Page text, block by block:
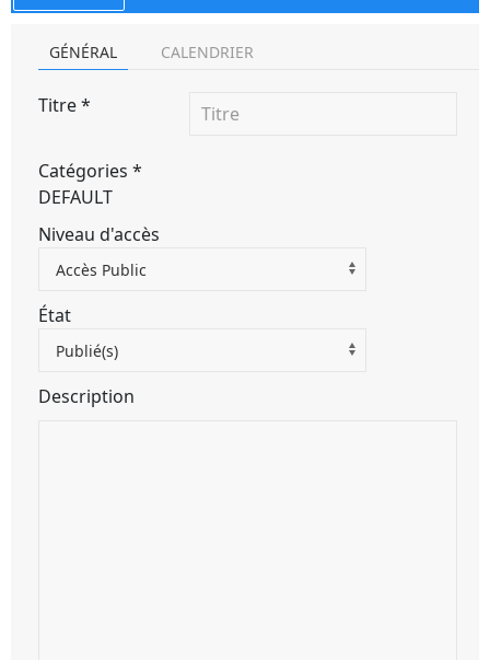
GÉNÉRAL CALENDRIER
Titre*
Catégories *
DEFAULT
Niveau d'accès
Accès Public
État
Publié(s)
Description